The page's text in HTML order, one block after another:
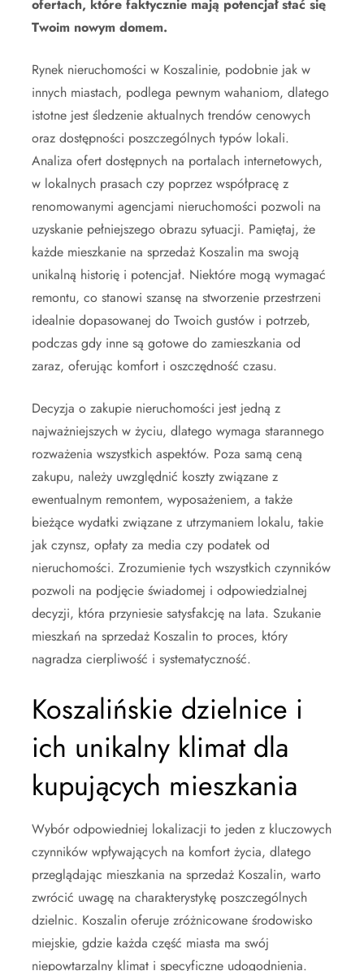
ofertach, które faktycznie mają potencjał stać się
Twoim nowym domem.
Rynek nieruchomości w Koszalinie, podobnie jak w
innych miastach, podlega pewnym wahaniom, dlatego
istotne jest śledzenie aktualnych trendów cenowych
oraz dostępności poszczególnych typów lokali.
Analiza ofert dostępnych na portalach internetowych,
w lokalnych prasach czy poprzez współpracę z
renomowanymi agencjami nieruchomości pozwoli na
uzyskanie pełniejszego obrazu sytuacji. Pamiętaj, że
każde mieszkanie na sprzedaż Koszalin ma swoją
unikalną historię i potencjał. Niektóre mogą wymagać
remontu, co stanowi szansę na stworzenie przestrzeni
idealnie dopasowanej do Twoich gustów i potrzeb,
podczas gdy inne są gotowe do zamieszkania od
zaraz, oferując komfort i oszczędność czasu.
Decyzja o zakupie nieruchomości jest jedną z
najważniejszych w życiu, dlatego wymaga starannego
rozważenia wszystkich aspektów. Poza samą ceną
zakupu, należy uwzględnić koszty związane z
ewentualnym remontem, wyposażeniem, a także
bieżące wydatki związane z utrzymaniem lokalu, takie
jak czynsz, opłaty za media czy podatek od
nieruchomości. Zrozumienie tych wszystkich czynników
pozwoli na podjęcie świadomej i odpowiedzialnej
decyzji, która przyniesie satysfakcję na lata. Szukanie
mieszkań na sprzedaż Koszalin to proces, który
nagradza cierpliwość i systematyczność.
Koszalińskie dzielnice i
ich unikalny klimat dla
kupujących mieszkania
Wybór odpowiedniej lokalizacji to jeden z kluczowych
czynników wpływających na komfort życia, dlatego
przeglądając mieszkania na sprzedaż Koszalin, warto
zwrócić uwagę na charakterystykę poszczególnych
dzielnic. Koszalin oferuje zróżnicowane środowisko
miejskie, gdzie każda część miasta ma swój
niepowtarzalny klimat i specyficzne udogodnienia.